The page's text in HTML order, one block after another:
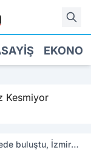
buluştu, İzmir